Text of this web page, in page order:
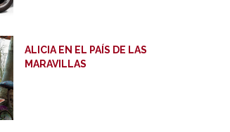
ALICIA EN EL PAÍS DE LAS
MARAVILLAS